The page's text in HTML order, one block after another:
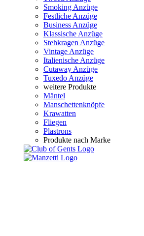
Smoking Anzüge
Festliche Anzüge
Business Anzüge
Klassische Anzüge
Stehkragen Anzüge
Vintage Anzüge
Italienische Anzüge
Cutaway Anzüge
Tuxedo Anzüge
weitere Produkte
Mäntel
Manschettenknöpfe
Krawatten
Fliegen
Plastrons
Produkte nach Marke